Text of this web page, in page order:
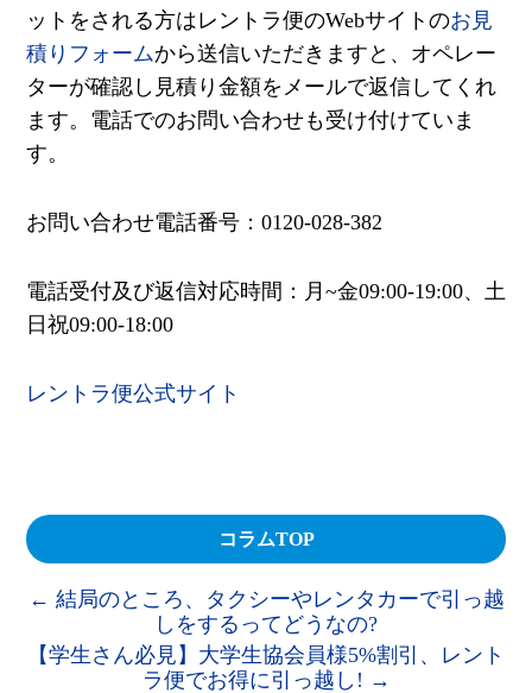
ットをされる方はレントラ便のWebサイトのお見
積りフォームから送信いただきますと、オペレー
ターが確認し見積り金額をメールで返信してくれ
ます。電話でのお問い合わせも受け付けていま
す。
お問い合わせ電話番号：0120-028-382
電話受付及び返信対応時間：月~金09:00-19:00、土
日祝09:00-18:00
レントラ便公式サイト
コラムTOP
← 結局のところ、タクシーやレンタカーで引っ越
しをするってどうなの?
【学生さん必見】大学生協会員様5%割引、レント
ラ便でお得に引っ越し! →